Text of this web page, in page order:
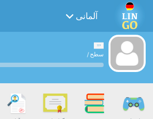
آلمانی
سطح /